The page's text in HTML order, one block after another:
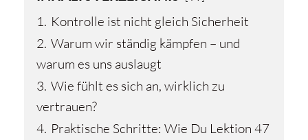
1. Kontrolle ist nicht gleich Sicherheit
2. Warum wir ständig kämpfen – und
warum es uns auslaugt
3. Wie fühlt es sich an, wirklich zu
vertrauen?
4. Praktische Schritte: Wie Du Lektion 47